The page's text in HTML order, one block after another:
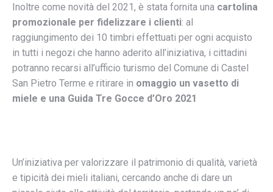
Inoltre come novità del 2021, è stata fornita una cartolina
promozionale per fidelizzare i clienti: al
raggiungimento dei 10 timbri effettuati per ogni acquisto
in tutti i negozi che hanno aderito all’iniziativa, i cittadini
potranno recarsi all’ufficio turismo del Comune di Castel
San Pietro Terme e ritirare in omaggio un vasetto di
miele e una Guida Tre Gocce d’Oro 2021
Un’iniziativa per valorizzare il patrimonio di qualità, varietà
e tipicità dei mieli italiani, cercando anche di dare un